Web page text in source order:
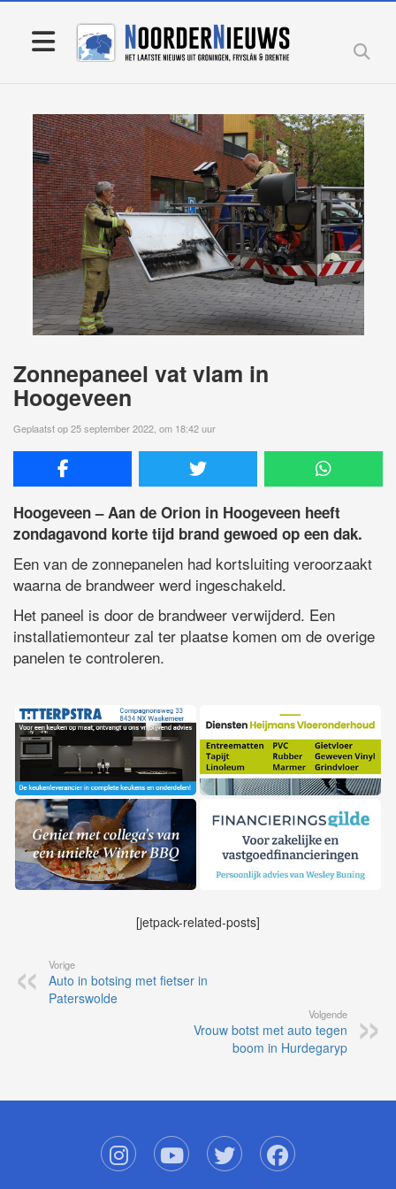
Zonnepaneel vat vlam in
Hoogeveen
Geplaatst op 25 september 2022, om 18:42 uur
Hoogeveen – Aan de Orion in Hoogeveen heeft
zondagavond korte tijd brand gewoed op een dak.
Een van de zonnepanelen had kortsluiting veroorzaakt
waarna de brandweer werd ingeschakeld.
Het paneel is door de brandweer verwijderd. Een
installatiemonteur zal ter plaatse komen om de overige
panelen te controleren.
[jetpack-related-posts]
Vorige
Auto in botsing met fietser in
Paterswolde
Volgende
Vrouw botst met auto tegen
boom in Hurdegaryp